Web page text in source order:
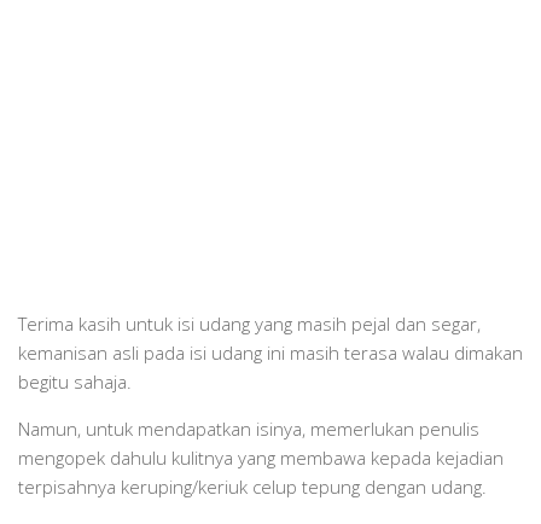
Terima kasih untuk isi udang yang masih pejal dan segar,
kemanisan asli pada isi udang ini masih terasa walau dimakan
begitu sahaja.
Namun, untuk mendapatkan isinya, memerlukan penulis
mengopek dahulu kulitnya yang membawa kepada kejadian
terpisahnya keruping/keriuk celup tepung dengan udang.